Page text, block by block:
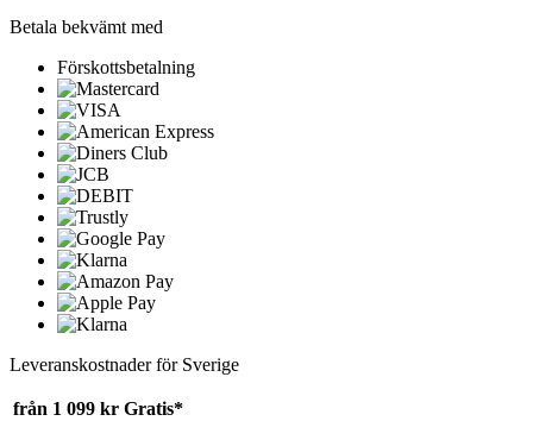
Betala bekvämt med
Förskottsbetalning
Leveranskostnader för Sverige
från 1 099 kr Gratis*